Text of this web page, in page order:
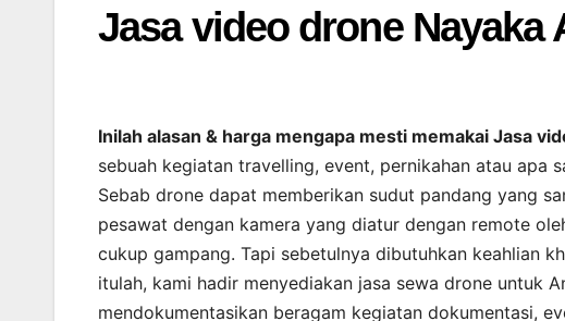
Jasa video drone Nayaka
Inilah alasan & harga mengapa mesti memakai Jasa
sebuah kegiatan travelling, event, pernikahan atau apa
Sebab drone dapat memberikan sudut pandang yang
pesawat dengan kamera yang diatur dengan remote
cukup gampang. Tapi sebetulnya dibutuhkan keahlian
itulah, kami hadir menyediakan jasa sewa drone untuk
mendokumentasikan beragam kegiatan dokumentasi,